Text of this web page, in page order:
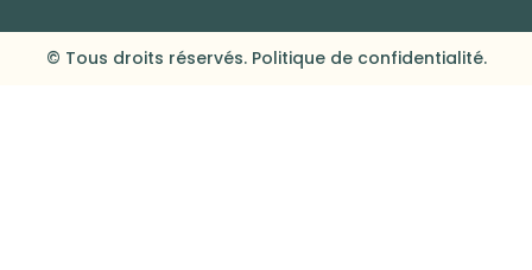
© Tous droits réservés. Politique de confidentialité.